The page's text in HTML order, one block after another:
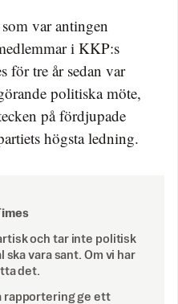
var antingen
i KKP:s
för tre år sedan var
politiska möte,
på fördjupade
högsta ledning.
och tar inte politisk
vara sant. Om vi har
det.
rapportering ge ett